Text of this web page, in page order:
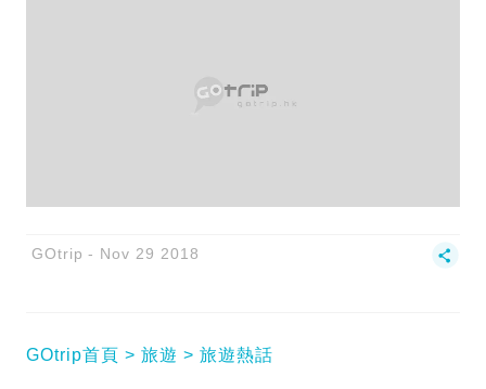
GOtrip Nov 29 2018
GOtrip首頁 旅遊 旅遊熱話